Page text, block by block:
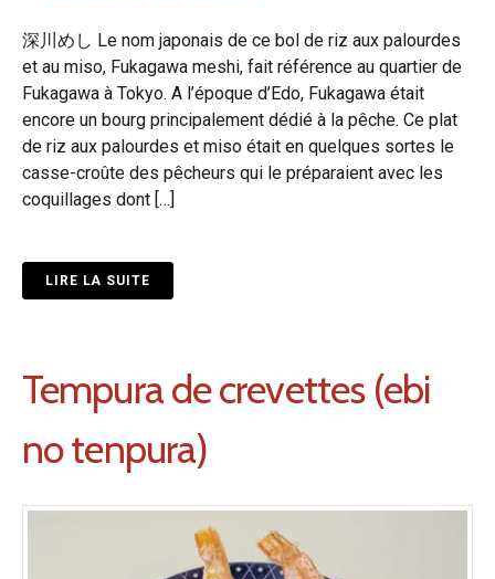
深川めし Le nom japonais de ce bol de riz aux palourdes
et au miso, Fukagawa meshi, fait référence au quartier de
Fukagawa à Tokyo. A l’époque d’Edo, Fukagawa était
encore un bourg principalement dédié à la pêche. Ce plat
de riz aux palourdes et miso était en quelques sortes le
casse-croûte des pêcheurs qui le préparaient avec les
coquillages dont […]
LIRE LA SUITE
Tempura de crevettes (ebi
no tenpura)